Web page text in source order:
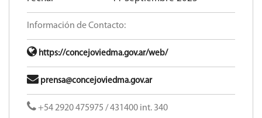
Información de Contacto:
https://concejoviedma.gov.ar/web/
prensa@concejoviedma.gov.ar
+54 2920 475975 / 431400 int. 340